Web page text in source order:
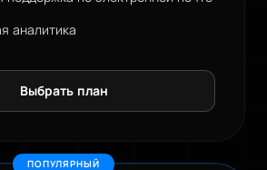
аналитика
Выбрать план
ПОПУЛЯРНЫЙ